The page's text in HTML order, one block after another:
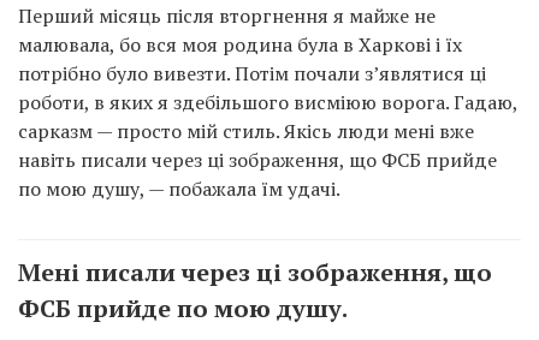
Перший місяць після вторгнення я майже не
малювала, бо вся моя родина була в Харкові і їх
потрібно було вивезти. Потім почали з’являтися ці
роботи, в яких я здебільшого висміюю ворога. Гадаю,
сарказм — просто мій стиль. Якісь люди мені вже
навіть писали через ці зображення, що ФСБ прийде
по мою душу, — побажала їм удачі.
Мені писали через ці зображення, що
ФСБ прийде по мою душу.